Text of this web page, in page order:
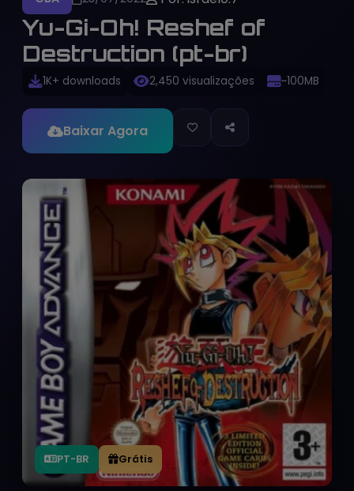
Yu-Gi-Oh! Reshef of
Destruction (pt-br)
1K+ downloads 2,450 visualizações ~100MB
Baixar Agora
PT-BR Grátis